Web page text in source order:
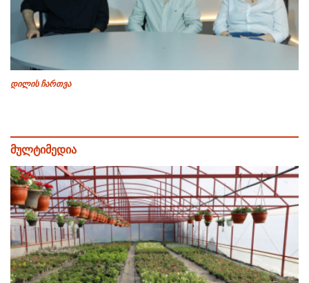
დილის ჩართვა
მულტიმედია